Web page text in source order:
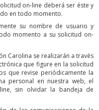
on-line deberá ser éste y
en todo momento.
su nombre de usuario y
momento a su solicitud on-
Carolina se realizarán a través
que figure en la solicitud
que revise periódicamente la
personal en nuestra web, el
sin olvidar la bandeja de